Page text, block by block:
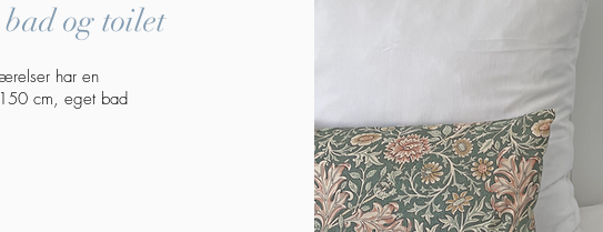
og toilet
har en
cm, eget bad